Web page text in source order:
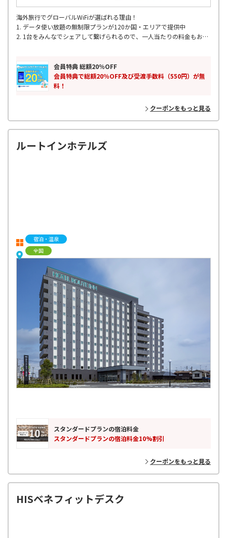
海外旅行でグローバルWiFiが選ばれる理由！
1. データ使い放題の無制限プランが120か国・エリアで提供中
2. 1台をみんなでシェアして繋げられるので、一人当たりの料金もお得
5. 海外200以上の国･地域対応
6. 24時間365日 WiFiサポート
会員特典 総額20％OFF
会員特典で総額20％OFF及び受渡手数料（550円）が無
料！
クーポンをもっと見る
ルートインホテルズ
宿泊・温泉
全国
スタンダードプランの宿泊料金
スタンダードプランの宿泊料金10%割引
クーポンをもっと見る
HISベネフィットデスク